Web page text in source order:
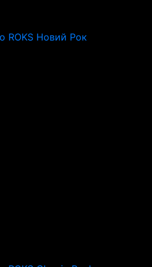
ROKS Новий Рок